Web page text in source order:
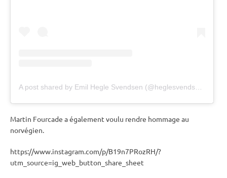
Martin Fourcade a également voulu rendre hommage au
norvégien.
https://www.instagram.com/p/B19n7PRozRH/?
utm_source=ig_web_button_share_sheet